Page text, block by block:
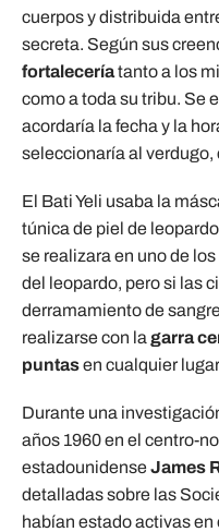
cuerpos y distribuida
secreta. Según sus
fortaleceríatanto a los
como a toda su tribu. Se
acordaría la fecha y la
seleccionaría al verdugo,
El Bati Yeli usaba la
túnica de piel de
se realizara en uno de
del leopardo, pero si las
derramamiento de
realizarse con la garra
puntasen cualquier
Durante una
años 1960 en el centro-
estadounidenseJames
detalladas sobre las
habían estado activas